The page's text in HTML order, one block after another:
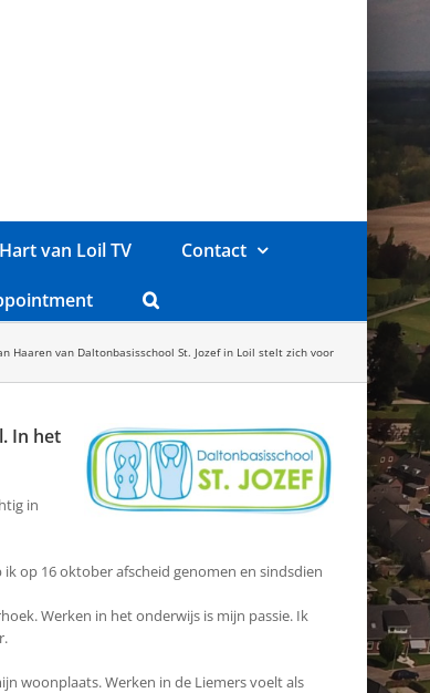
Hart van Loil TV Contact
Haaren van Daltonbasisschool St. Jozef in Loil stelt zich voor
In het
in
op 16 oktober afscheid genomen en sindsdien
Werken in het onderwijs is mijn passie. Ik
woonplaats. Werken in de Liemers voelt als